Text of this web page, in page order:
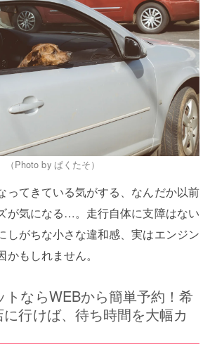
（Photo by ぱくたそ）
ってきている気がする、なんだか以前
が気になる…。走行自体に支障はない
しがちな小さな違和感、実はエンジン
もしれません。
トならWEBから簡単予約！希
行けば、待ち時間を大幅カ